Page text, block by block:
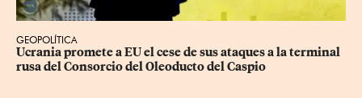
GEOPOLÍTICA
Ucrania promete a EU el cese de sus ataques a la terminal
rusa del Consorcio del Oleoducto del Caspio